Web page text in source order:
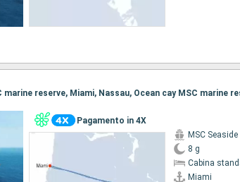
Pagamento in 4X
MSC Seaside
8 g
Cabina
Miami